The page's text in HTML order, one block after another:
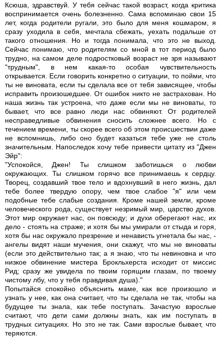
Ксюша, здравствуй. У тебя сейчас такой возраст, когда критика
воспринимается очень болезненно. Сама вспоминаю свои 15
лет, когда родители ругали, это было для меня кошмаром, я
сразу уходила в себя, мечтала сбежать, уехать подальше от
такого отношения. Но и тогда понимала, что это не выход.
Сейчас понимаю, что родителям со мной в тот период было
трудно, на самом деле подростковый возраст не зря называют
"трудным", в нем какая-то особая чувствительность
открывается. Если говорить конкретно о ситуации, то пойми, что
ты не виновата, если ты сделала все от тебя зависящее, чтобы
исправить произошедшее. От ошибок никто не застрахован. Но
наша жизнь так устроена, что даже если мы не виноваты, то
бывает, что все равно люди нас обвиняют. От родителей
несправедливые обвинения сносить сложнее всего. Но с
течением времени, ты скорее всего об этом происшествии даже
не вспомнишь, либо оно будет казаться тебе уже не столь
значительным. Напоследок хочу тебе привести цитату из "Джен
Эйр":
"Успокойся, Джен! Ты слишком заботишься о любви
окружающих. Ты слишком горячо все принимаешь к сердцу.
Творец, создавший твое тело и вдохнувший в него жизнь, дал
тебе более твердую опору, чем твое слабое "я" или чем
подобные тебе слабые создания. Кроме нашей земли, кроме
человеческого рода, существует незримый мир, царство духов.
Этот мир окружает нас, он повсюду; и духи оберегают нас, их
дело - стоять на страже; и хотя бы мы умирали от стыда и горя,
хотя бы нас окружало презрение и ненависть угнетала бы нас, -
ангелы видят наши мучения, они скажут, что мы не виноваты
(если это действительно так; а я знаю, что ты невиновна и что
низкое обвинение мистера Брокльхерста исходит от миссис
Рид; сразу же увидела по твоим горящим глазам, по твоему
чистому лбу, что у тебя правдивая душа)."
Попытайся спокойно объяснить маме, как все произошло и
узнать у нее, как она считает, что ты сделала не так, чтобы на
будущее ты знала, как тебе поступать. Зачастую взрослые
считают, что дети сами должны знать, как им поступать в
трудных ситуациях. Но это не так. Сами взрослые бывает, что
теряются.